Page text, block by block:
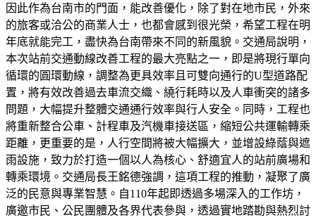
因此作為台南市的門面，能改善優化，除了對在地市民，外來
的旅客或洽公的商業人士，也都會感到很光榮，希望工程在明
年底就能完工，盡快為台南帶來不同的新風貌。交通局說明，
本次站前交通動線改善工程的最大亮點之一，即是將現行單向
循環的圓環動線，調整為更具效率且可雙向通行的U型道路配
置，將有效改善過去車流交織、繞行耗時以及人車衝突的諸多
問題，大幅提升整體交通通行效率與行人安全。同時，工程也
將重新整合公車、計程車及汽機車接送區，縮短公共運輸轉乘
距離，更重要的是，人行空間將被大幅擴大，並增設綠蔭與遮
雨設施，致力於打造一個以人為核心、舒適宜人的站前廣場和
轉乘環境。交通局長王銘德強調，這項工程的推動，凝聚了廣
泛的民意與專業智慧。自110年起即透過多場深入的工作坊，
廣邀市民、公民團體及各界代表參與，透過實地踏勘與熱烈討